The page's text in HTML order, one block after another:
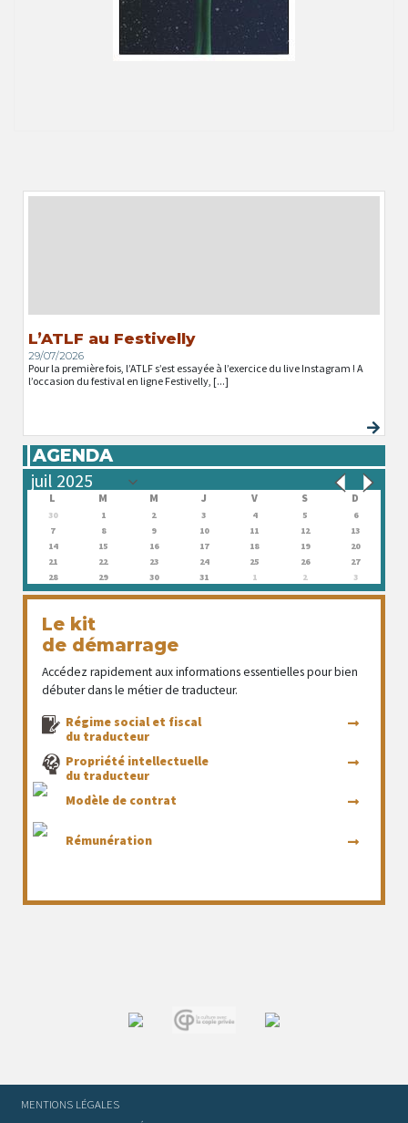
L’ATLF au Festivelly
29/07/2026
Pour la première fois, l’ATLF s’est essayée à l’exercice du live Instagram ! A
l’occasion du festival en ligne Festivelly, [...]
AGENDA
L M M J V S D
30 1 2 3 4 5
6
7
8 9 10 11 12
13
14
15 16 17 18 19
20
21
22 23 24 25 26
27
28
29 30 31 1 2 3
Le kit
de démarrage
Accédez rapidement aux informations essentielles pour bien
débuter dans le métier de traducteur.
Régime social et fiscal
du traducteur
Propriété intellectuelle
du traducteur
Modèle de contrat
Rémunération
MENTIONS LÉGALES